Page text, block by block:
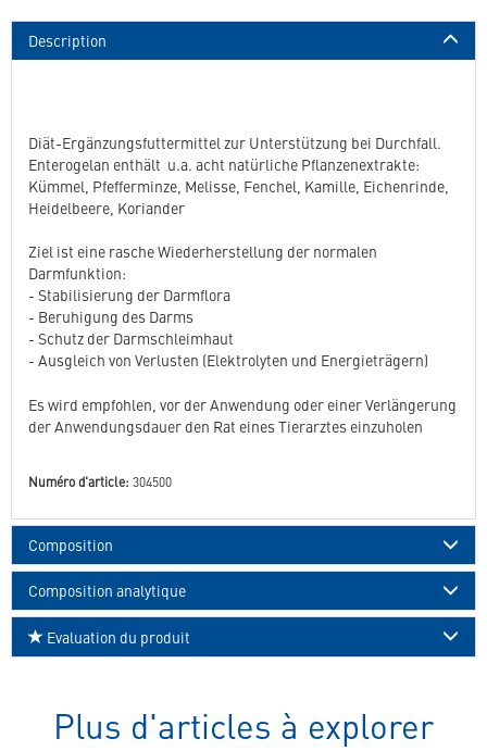
Description
Diät-Ergänzungsfuttermittel zur Unterstützung bei Durchfall.
Enterogelan enthält u.a. acht natürliche Pflanzenextrakte:
Kümmel, Pfefferminze, Melisse, Fenchel, Kamille, Eichenrinde,
Heidelbeere, Koriander
Ziel ist eine rasche Wiederherstellung der normalen
Darmfunktion:
- Stabilisierung der Darmflora
- Beruhigung des Darms
- Schutz der Darmschleimhaut
- Ausgleich von Verlusten (Elektrolyten und Energieträgern)
Es wird empfohlen, vor der Anwendung oder einer Verlängerung
der Anwendungsdauer den Rat eines Tierarztes einzuholen
Numéro d'article: 304500
Composition
Composition analytique
Evaluation du produit
Plus d'articles à explorer